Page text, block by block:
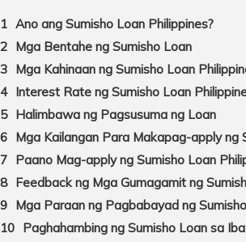
Ano ang Sumisho Loan Philippines?
Mga Bentahe ng Sumisho Loan
Mga Kahinaan ng Sumisho Loan
Interest Rate ng Sumisho Loan
Halimbawa ng Pagsusuma ng Loan
Mga Kailangan Para Makapag-apply ng
Paano Mag-apply ng Sumisho Loan
Feedback ng Mga Gumagamit ng
Mga Paraan ng Pagbabayad ng
Paghahambing ng Sumisho Loan sa